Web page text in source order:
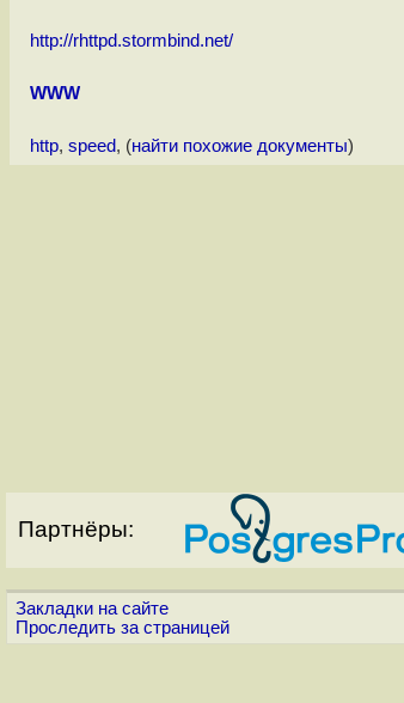
http://rhttpd.stormbind.net/
WWW
http, speed, (найти похожие документы)
Партнёры:
Закладки на сайте
Проследить за страницей